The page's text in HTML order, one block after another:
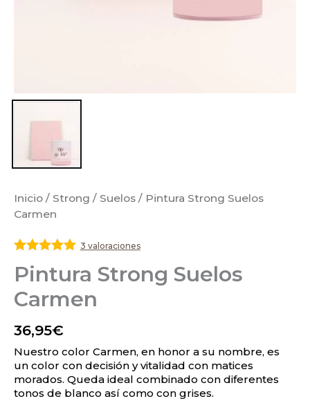
Inicio / Strong / Suelos / Pintura Strong Suelos
Carmen
con5de 5
3 valoraciones
Pintura Strong Suelos
Carmen
36,95€
Nuestro color Carmen, en honor a su nombre, es
un color con decisión y vitalidad con matices
morados. Queda ideal combinado con diferentes
tonos de blanco así como con grises.